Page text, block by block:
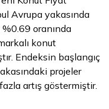
Avrupa yakasında
oranında
konut
Endeksin başlangıç
projeler
artış göstermiştir.